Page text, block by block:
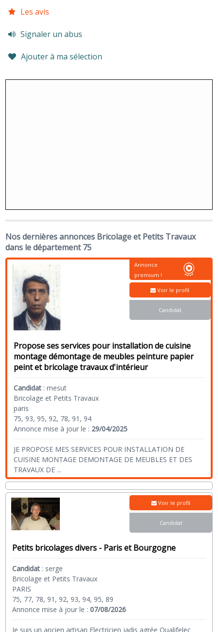
Les avis
Signaler un abus
Ajouter à ma sélection
Nos dernières annonces Bricolage et Petits Travaux
dans le département 75
Propose ses services pour installation de cuisine
montage démontage de meubles peinture papier
peint et bricolage travaux d'intérieur
Candidat :mesut
Bricolage et Petits Travaux
paris
75, 93, 95, 92, 78, 91, 94
Annonce mise à jour le : 29/04/2025
JE PROPOSE MES SERVICES POUR INSTALLATION DE
CUISINE MONTAGE DEMONTAGE DE MEUBLES ET DES
TRAVAUX DE ...
Annonce
premium !
Voir le profil
Candidat
Petits bricolages divers - Paris et Bourgogne
Candidat : serge
Bricolage et Petits Travaux
PARIS
75, 77, 78, 91, 92, 93, 94, 95, 89
Annonce mise à jour le :07/08/2026
Je suis un ancien artisan Electricien jadis agrée Qualifelec
Voir le profil
Candidat